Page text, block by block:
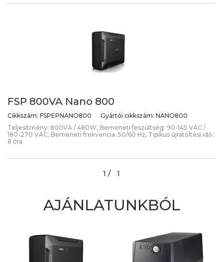
FSP 800VA Nano 800
Cikkszám: FSPEPNANO800 Gyártói cikkszám: NANO800
Teljesítmény: 800VA / 480W, Bemeneti feszültség: 90-145 VAC /
180-270 VAC, Bemeneti frekvencia: 50/60 Hz, Tipikus újratöltési idő:
8 óra
1 / 1
AJÁNLATUNKBÓL